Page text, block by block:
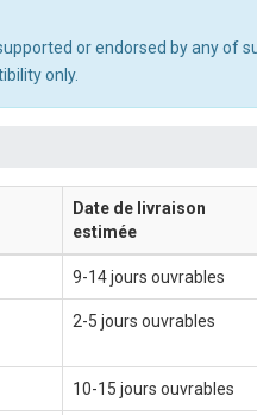
or endorsed by any of
only.
Date de livraison
estimée
9-14 jours ouvrables
2-5 jours ouvrables
10-15 jours ouvrables